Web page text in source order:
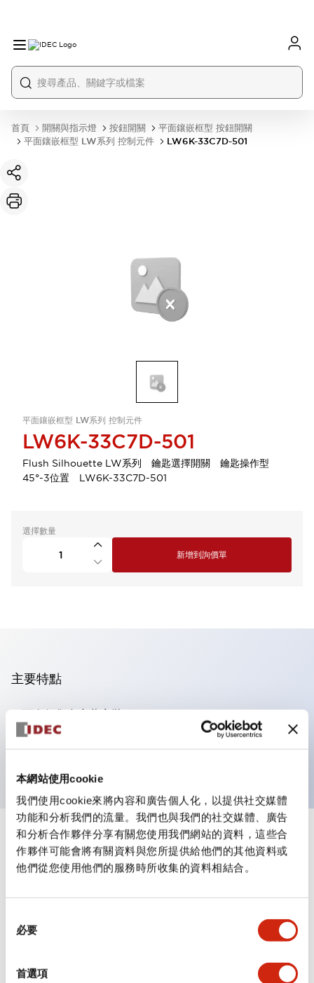
本網站使用cookie
我們使用cookie來將內容和廣告個人化，以提供社交媒體
功能和分析我們的流量。我們也與我們的社交媒體、廣告
和分析合作夥伴分享有關您使用我們網站的資料，這些合
作夥伴可能會將有關資料與您所提供給他們的其他資料或
他們從您使用他們的服務時所收集的資料相結合。
必要
首選項
首頁 開關與指示燈 按鈕開關
平面鑲嵌框型 按鈕開關
平面鑲嵌框型 LW系列 控制元件
LW6K-33C7D-501
平面鑲嵌框型 LW系列 控制元件
LW6K-33C7D-501
Flush Silhouette LW系列 鑰匙選擇開關 鑰匙操作型
45°-3位置 LW6K-33C7D-501
選擇數量
新增到詢價單
主要特點
可進行集合密著安裝
附鎖選擇開關採用高安全性的彈子鎖結構
規格 顯示全部
審美規範